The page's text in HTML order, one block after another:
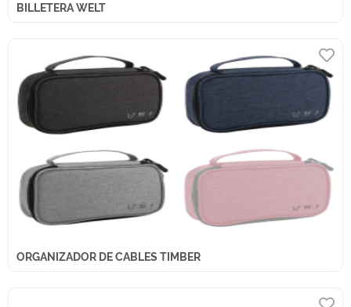
BILLETERA WELT
ORGANIZADOR DE CABLES TIMBER